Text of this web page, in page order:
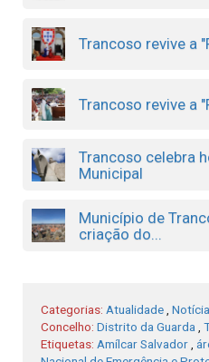
Trancoso revive a
Trancoso revive a
Trancoso celebra
Municipal
Município de
criação do...
Categorias: Atualidade
Concelho: Distrito da Guarda
Etiquetas: Amílcar Salvador